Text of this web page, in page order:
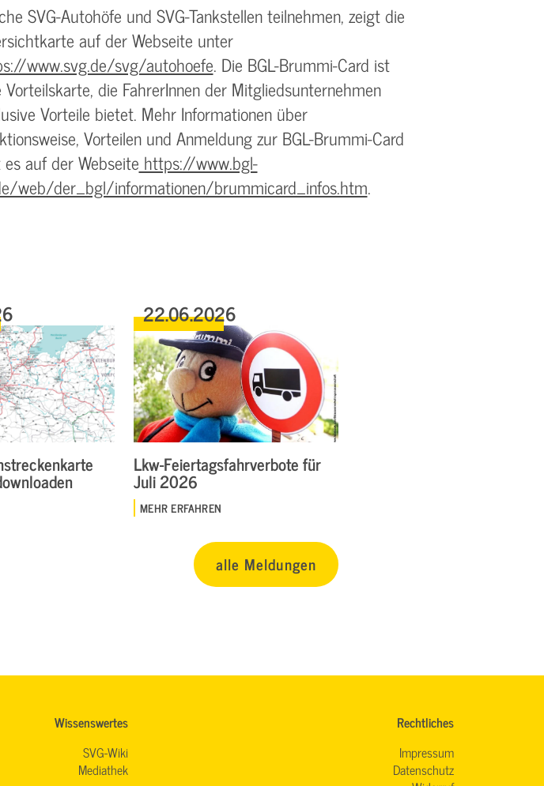
SVG-Autohöfe und SVG-Tankstellen teilnehmen, zeigt die
auf der Webseite unter
www.svg.de/svg/autohoefe. Die BGL-Brummi-Card ist
Vorteilskarte, die FahrerInnen der Mitgliedsunternehmen
Vorteile bietet. Mehr Informationen über
Vorteilen und Anmeldung zur BGL-Brummi-Card
auf der Webseite https://www.bgl-
web/der_bgl/informationen/brummicard_infos.htm.
22.06.2026
Lkw-Feiertagsfahrverbote für
Juli 2026
MEHR ERFAHREN
alle Meldungen
Wissenswertes
SVG-Wiki
Mediathek
Rechtliches
Impressum
Datenschutz